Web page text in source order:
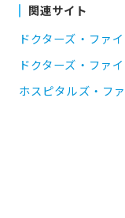
関連サイト
ドクターズ・ファ
ドクターズ・ファ
ホスピタルズ・フ